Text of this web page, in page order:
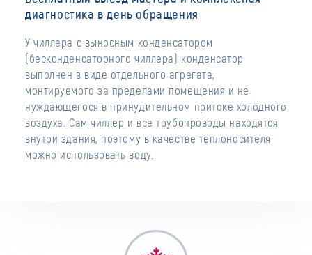
диагностика в день обращения
У чиллера с выносным конденсатором
(бесконденсаторного чиллера) конденсатор
выполнен в виде отдельного агрегата,
монтируемого за пределами помещения и не
нуждающегося в принудительном притоке холодного
воздуха. Сам чиллер и все трубопроводы находятся
внутри здания, поэтому в качестве теплоносителя
можно использовать воду.